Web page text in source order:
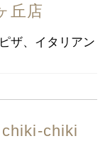
丘店
ザ、イタリアン
chiki